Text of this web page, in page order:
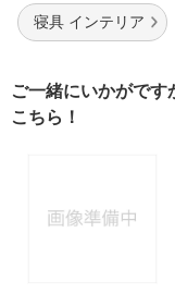
寝具 インテリア
ご一緒にいかがです
こちら！